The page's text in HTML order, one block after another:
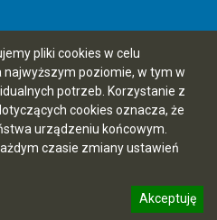
pliki cookies w celu
najwyższym poziomie, w tym w
potrzeb. Korzystanie z
cookies oznacza, że
urządzeniu końcowym.
czasie zmiany ustawień
Akceptuję
13:40
Logonet Sp. z o.o. w Bydgoszczy